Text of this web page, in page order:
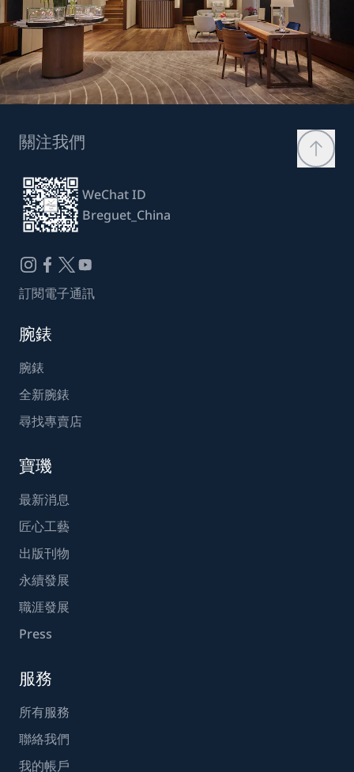
關注我們
WeChat ID
Breguet_China
訂閱電子通訊
腕錶
腕錶
全新腕錶
尋找專賣店
寶璣
最新消息
匠心工藝
出版刊物
永續發展
職涯發展
Press
服務
所有服務
聯絡我們
我的帳戶